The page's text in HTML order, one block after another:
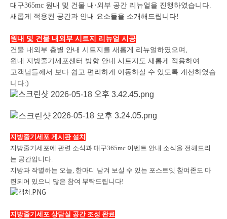
대구365mc 원내 및 건물 내 ·외부 공간 리뉴얼을 진행하였습니다.
새롭게 적용된 공간과 안내 요소들을 소개해드립니다!
원내 및 건물 내외부 시트지 리뉴얼 시공
건물 내외부 층별 안내 시트지를 새롭게 리뉴얼하였으며,
원내 지방줄기세포센터 방향 안내 시트지도 새롭게 적용하여
고객님들께서 보다 쉽고 편리하게 이동하실 수 있도록 개선하였습
니다:)
지방줄기세포 게시판 설치
지방줄기세포에 관련 소식과 대구365mc 이벤트 안내 소식을 전해드리
는 공간입니다.
지방과 작별하는 오늘, 한마디 남겨 보실 수 있는 포스트잇 참여존도 마
련되어 있으니 많은 참여 부탁드립니다!
지방줄기세포 상담실 공간 조성 완료